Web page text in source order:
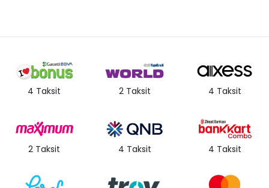
4 Taksit 2 Taksit 4 Taksit
2 Taksit 4 Taksit 4 Taksit